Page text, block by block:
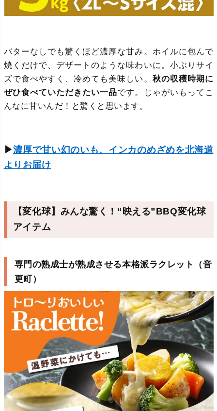
バターなしでも驚くほど濃厚な甘み。ホイルに包んで
焼くだけで、デザートのような味わいに。小ぶりサイ
ズで食べやすく、冷めても美味しい。 秋の収穫時期に
ぜひ食べていただきたい一品です。じゃがいもってこ
んなに甘いんだ！と驚くと思います。
▶濃厚で甘い幻のいも、インカのめざめを北海道
よりお届け
【変化球】みんな驚く！“映える”BBQ変化球
アイテム
専門の熟成士が熟成させる本格派ラクレット（音
更町）